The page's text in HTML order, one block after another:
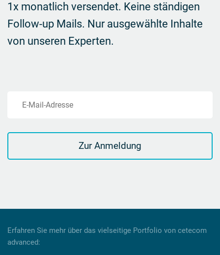
1x monatlich versendet. Keine ständigen
Follow-up Mails. Nur ausgewählte Inhalte
von unseren Experten.
E-Mail-Adresse
Zur Anmeldung
Erfahren Sie mehr über das vielseitige Portfolio von cetecom
advanced: